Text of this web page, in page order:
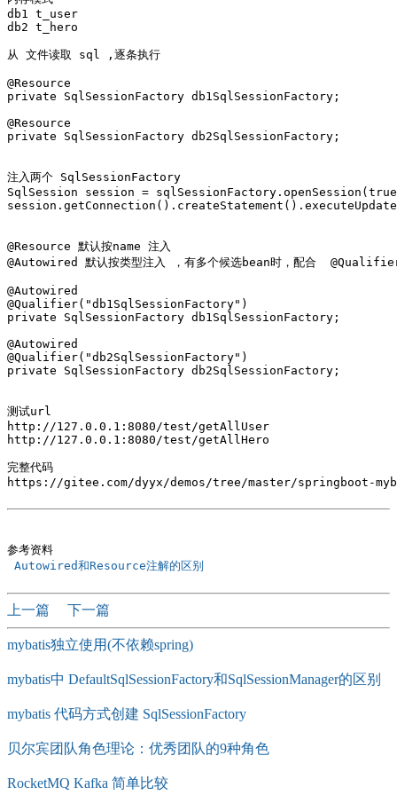
db1 t_user
db2 t_hero
从 文件读取 sql ,逐条执行
@Resource
private SqlSessionFactory db1SqlSessionFactory;
@Resource
private SqlSessionFactory db2SqlSessionFactory;
注入两个 SqlSessionFactory
SqlSession session =
@Resource 默认按name 注入
@Autowired 默认按类型注入 ，有多个候选bean时，配合
@Autowired
@Qualifier("db1SqlSessionFactory")
private SqlSessionFactory db1SqlSessionFactory;
@Autowired
@Qualifier("db2SqlSessionFactory")
private SqlSessionFactory db2SqlSessionFactory;
测试url
http://127.0.0.1:8080/test/getAllUser
http://127.0.0.1:8080/test/getAllHero
完整代码
https://gitee.com/dyyx/demos/tree/master/springboot-
Autowired和Resource注解的区别
上一篇 下一篇
mybatis独立使用(不依赖spring)
mybatis中 DefaultSqlSessionFactory和SqlSessionManager的区别
mybatis 代码方式创建 SqlSessionFactory
贝尔宾团队角色理论：优秀团队的9种角色
RocketMQ Kafka 简单比较